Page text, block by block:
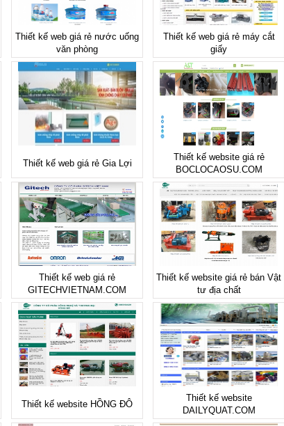
Thiết kế web giá rẻ nước uống
văn phòng
Thiết kế web giá rẻ máy cắt
giấy
Thiết kế web giá rẻ Gia Lợi
Thiết kế website giá rẻ
BOCLOCAOSU.COM
Thiết kế web giá rẻ
GITECHVIETNAM.COM
Thiết kế website giá rẻ bán Vật
tư địa chất
Thiết kế website HỒNG ĐÔ
Thiết kế website
DAILYQUAT.COM